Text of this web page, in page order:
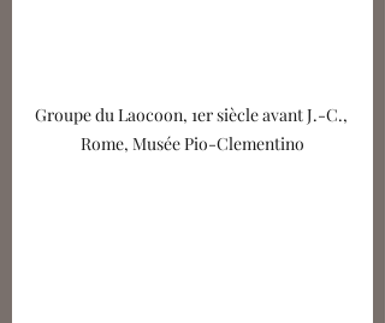
Groupe du Laocoon, 1er siècle avant J.-C.,
Rome, Musée Pio-Clementino